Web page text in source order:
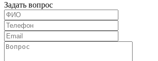
Задать вопрос